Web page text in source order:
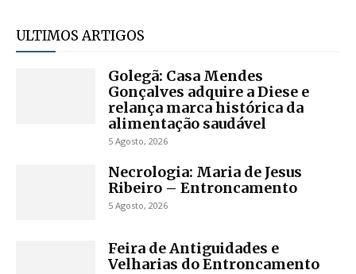
ULTIMOS ARTIGOS
Golegã: Casa Mendes
Gonçalves adquire a Diese e
relança marca histórica da
alimentação saudável
5 Agosto, 2026
Necrologia: Maria de Jesus
Ribeiro – Entroncamento
5 Agosto, 2026
Feira de Antiguidades e
Velharias do Entroncamento